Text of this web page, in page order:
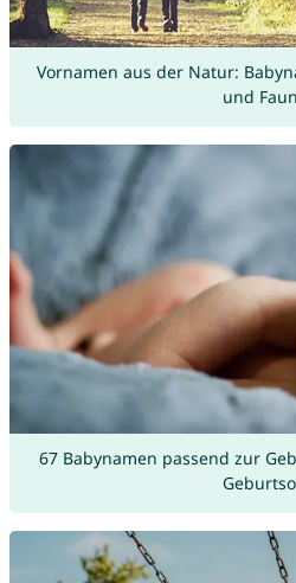
Vornamen aus der Natur:
und
67 Babynamen passend zur